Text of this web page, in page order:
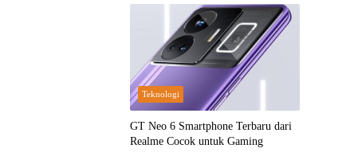
Teknologi
GT Neo 6 Smartphone Terbaru dari
Realme Cocok untuk Gaming